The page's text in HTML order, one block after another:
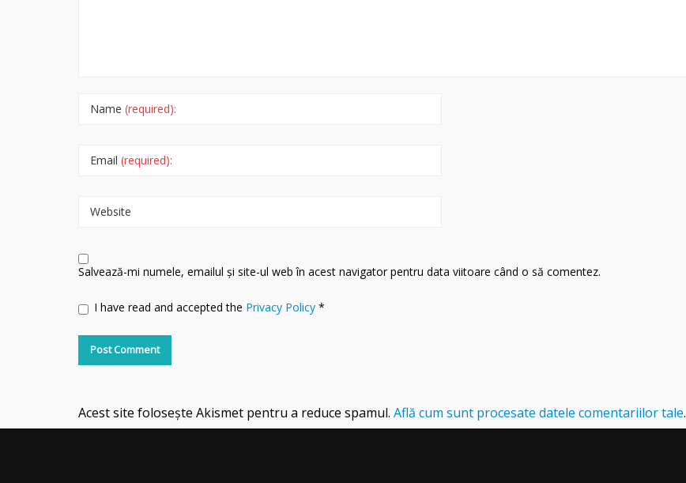
Name (required):
Email (required):
Website
Salvează-mi numele, emailul și site-ul web în acest navigator pentru data viitoare când o să comentez.
I have read and accepted the Privacy Policy *
Acest site folosește Akismet pentru a reduce spamul. Află cum sunt procesate datele comentariilor tale.